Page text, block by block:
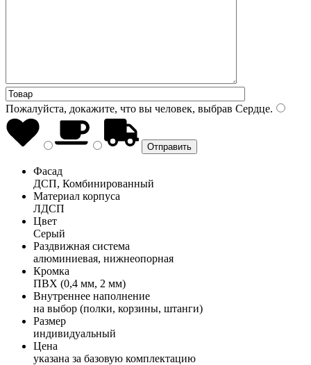
Пожалуйста, докажите, что вы человек, выбрав Сердце.
Фасад
ДСП, Комбинированный
Материал корпуса
ЛДСП
Цвет
Серый
Раздвижная система
алюминиевая, нижнеопорная
Кромка
ПВХ (0,4 мм, 2 мм)
Внутреннее наполнение
на выбор (полки, корзины, штанги)
Размер
индивидуальный
Цена
указана за базовую комплектацию